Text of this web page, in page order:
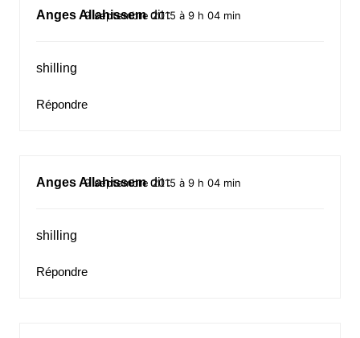
Anges Allahissem dit :
9 septembre 2015 à 9 h 04 min
shilling
Répondre
Anges Allahissem dit :
9 septembre 2015 à 9 h 04 min
shilling
Répondre